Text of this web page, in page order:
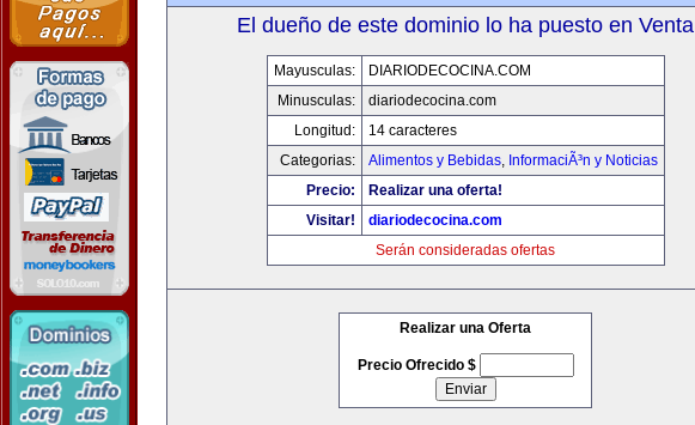
El dueño de este dominio lo ha puesto en Venta
Mayusculas:
DIARIODECOCINA.COM
Minusculas:
diariodecocina.com
Longitud:
14 caracteres
Categorias:
Alimentos y Bebidas, InformaciÃ³n y Noticias
Precio:
Realizar una oferta!
Visitar!
diariodecocina.com
Serán consideradas ofertas
Realizar una Oferta
Precio Ofrecido $